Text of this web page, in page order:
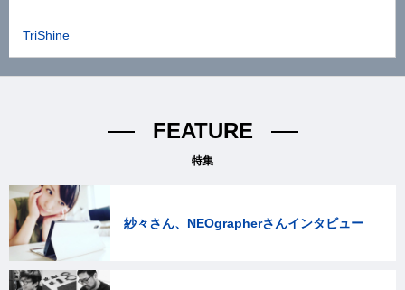
TriShine
FEATURE
特集
紗々さん、NEOgrapherさんインタビュー